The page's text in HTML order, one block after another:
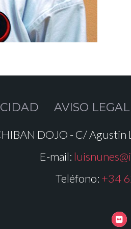
AVISO LEGAL
DOJO - C/ Agustin
E-mail:
Teléfono: +34